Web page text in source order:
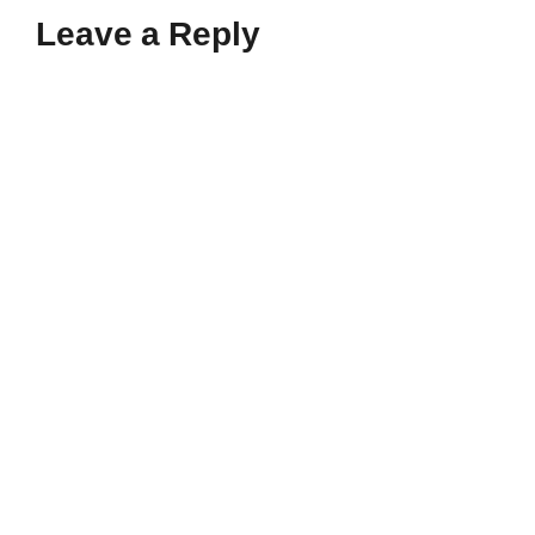
Leave a Reply